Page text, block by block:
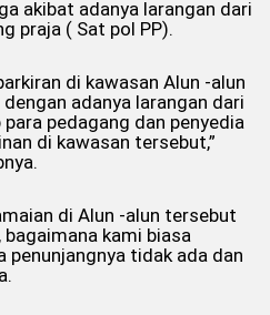
akibat adanya larangan dari
praja ( Sat pol PP).
di kawasan Alun -alun
adanya larangan dari
pedagang dan penyedia
di kawasan tersebut,”
di Alun -alun tersebut
bagaimana kami biasa
penunjangnya tidak ada dan